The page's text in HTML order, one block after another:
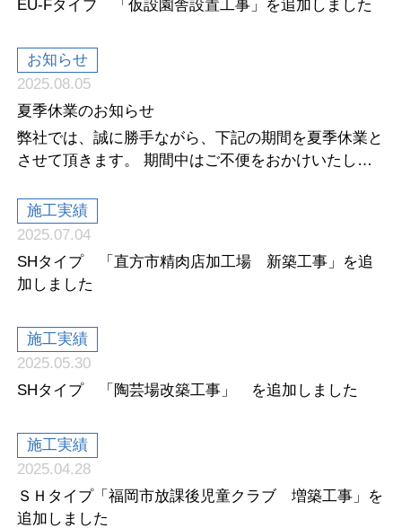
EU-Fタイプ 「仮設園舎設置工事」を追加しました
お知らせ
2025.08.05
夏季休業のお知らせ
弊社では、誠に勝手ながら、下記の期間を夏季休業と
させて頂きます。 期間中はご不便をおかけいたしま
施工実績
2025.07.04
SHタイプ 「直方市精肉店加工場 新築工事」を追
加しました
施工実績
2025.05.30
SHタイプ 「陶芸場改築工事」 を追加しました
施工実績
2025.04.28
ＳＨタイプ「福岡市放課後児童クラブ 増築工事」を
追加しました